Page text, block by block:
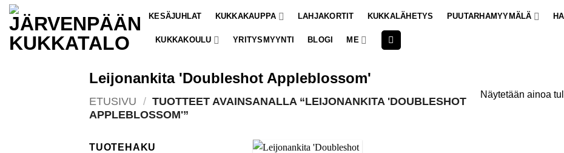
Skip
content
KESÄJUHLAT KUKKAKAUPPA LAHJAKORTIT KUKKALÄHETYS PUUTARHAMYYMÄLÄ
KUKKAKOULU YRITYSMYYNTI BLOGI ME
Leijonankita 'Doubleshot Appleblossom'
ETUSIVU / TUOTTEET AVAINSANALLA “LEIJONANKITA 'DOUBLESHOT
APPLEBLOSSOM'”
Näytetään ainoa
TUOTEHAKU